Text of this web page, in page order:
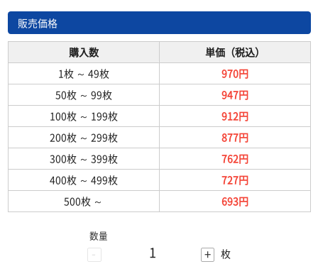
販売価格
購入数
単価（税込）
1枚 ～ 49枚
970円
50枚 ～ 99枚
947円
100枚 ～ 199枚
912円
200枚 ～ 299枚
877円
300枚 ～ 399枚
762円
400枚 ～ 499枚
727円
500枚 ～ 693円
-
数量
+ 枚